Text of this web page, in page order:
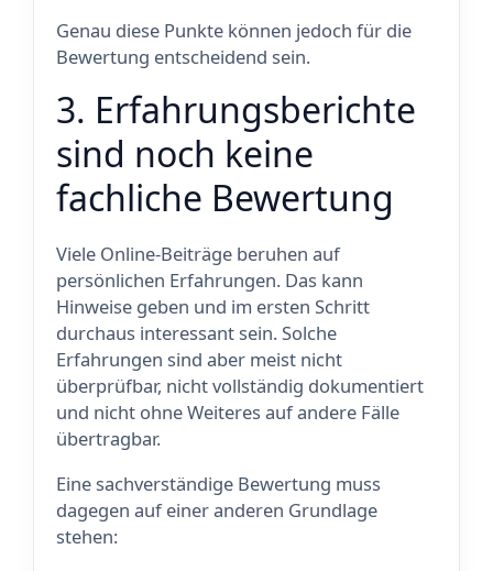
Genau diese Punkte können jedoch für die
Bewertung entscheidend sein.
3. Erfahrungsberichte
sind noch keine
fachliche Bewertung
Viele Online-Beiträge beruhen auf
persönlichen Erfahrungen. Das kann
Hinweise geben und im ersten Schritt
durchaus interessant sein. Solche
Erfahrungen sind aber meist nicht
überprüfbar, nicht vollständig dokumentiert
und nicht ohne Weiteres auf andere Fälle
übertragbar.
Eine sachverständige Bewertung muss
dagegen auf einer anderen Grundlage
stehen: